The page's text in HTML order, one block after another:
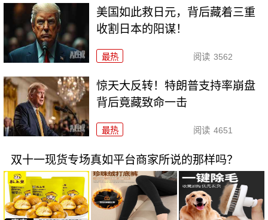
美国如此救日元，背后藏着三重
收割日本的阳谋！
最热 阅读 3562
惊天大反转！特朗普支持率崩盘
背后竟藏致命一击
最热 阅读 4651
双十一现货专场真如平台商家所说的那样吗？